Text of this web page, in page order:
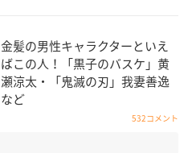
金髪の男性キャラクターといえ
ばこの人！「黒子のバスケ」黄
瀬涼太・「鬼滅の刃」我妻善逸
など
532コメント